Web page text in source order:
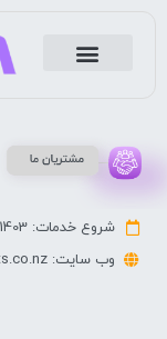
شروع خدمات: 1403
وب سایت: chambersconsultants.co.nz